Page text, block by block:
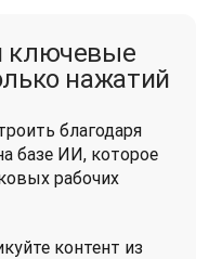
ключевые
нажатий
благодаря
базе ИИ, которое
рабочих
контент из